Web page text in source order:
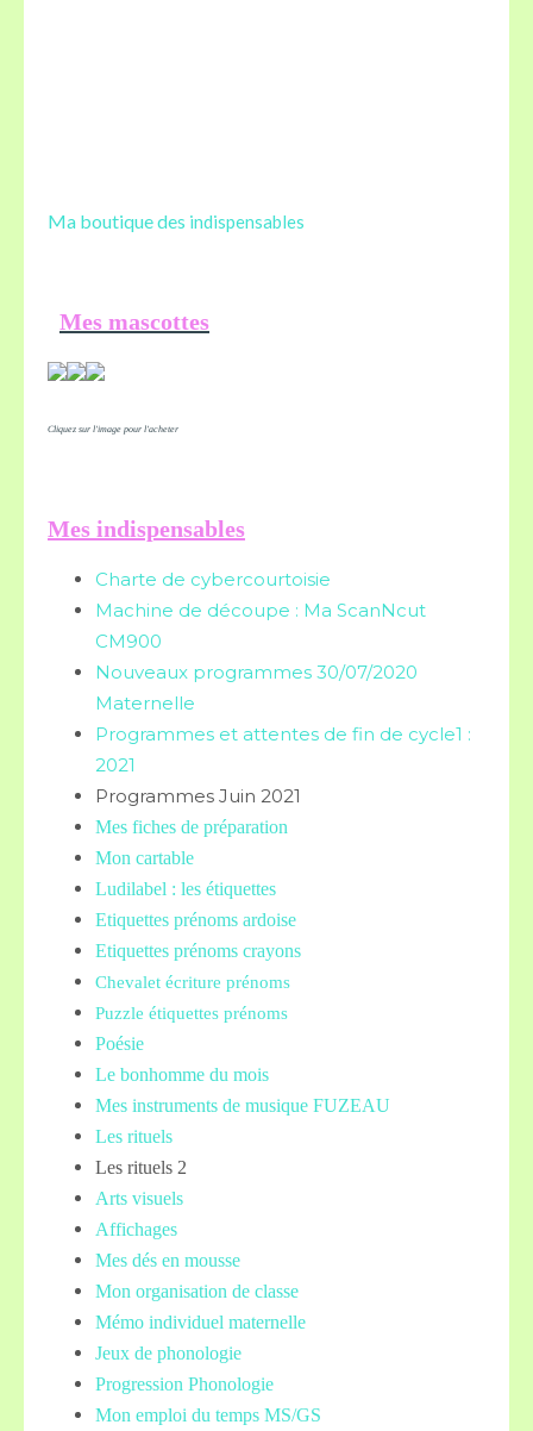
Ma boutique des indispensables
Mes mascottes
Cliquez sur l'image pour l'acheter
Mes indispensables
Charte de cybercourtoisie
Machine de découpe : Ma ScanNcut
CM900
Nouveaux programmes 30/07/2020
Maternelle
Programmes et attentes de fin de cycle1 :
2021
Programmes Juin 2021
Mes fiches de préparation
Mon cartable
Ludilabel : les étiquettes
Etiquettes prénoms ardoise
Etiquettes prénoms crayons
Chevalet écriture prénoms
Puzzle étiquettes prénoms
Poésie
Le bonhomme du mois
Mes instruments de musique FUZEAU
Les rituels
Les rituels 2
Arts visuels
Affichages
Mes dés en mousse
Mon organisation de classe
Mémo individuel maternelle
Jeux de phonologie
Progression Phonologie
Mon emploi du temps MS/GS